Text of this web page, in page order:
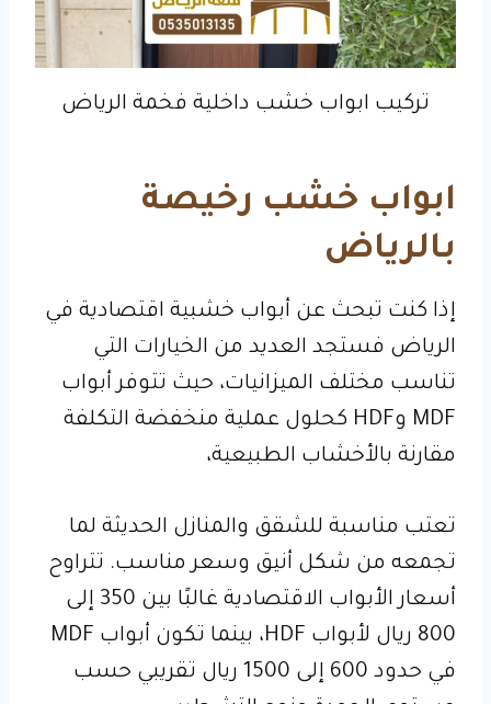
تركيب ابواب خشب داخلية فخمة الرياض
ابواب خشب رخيصة
بالرياض
إذا كنت تبحث عن أبواب خشبية اقتصادية في
الرياض فستجد العديد من الخيارات التي
تناسب مختلف الميزانيات، حيث تتوفر أبواب
MDF وHDF كحلول عملية منخفضة التكلفة
مقارنة بالأخشاب الطبيعية،
تعتب مناسبة للشقق والمنازل الحديثة لما
تجمعه من شكل أنيق وسعر مناسب. تتراوح
أسعار الأبواب الاقتصادية غالبًا بين 350 إلى
800 ريال لأبواب HDF، بينما تكون أبواب MDF
في حدود 600 إلى 1500 ريال تقريبي حسب